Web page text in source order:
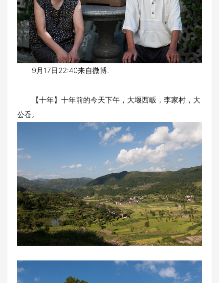
9月17日22:40来自微博.
【十年】十年前的今天下午，大堰西畈，李家村，大
公岙。